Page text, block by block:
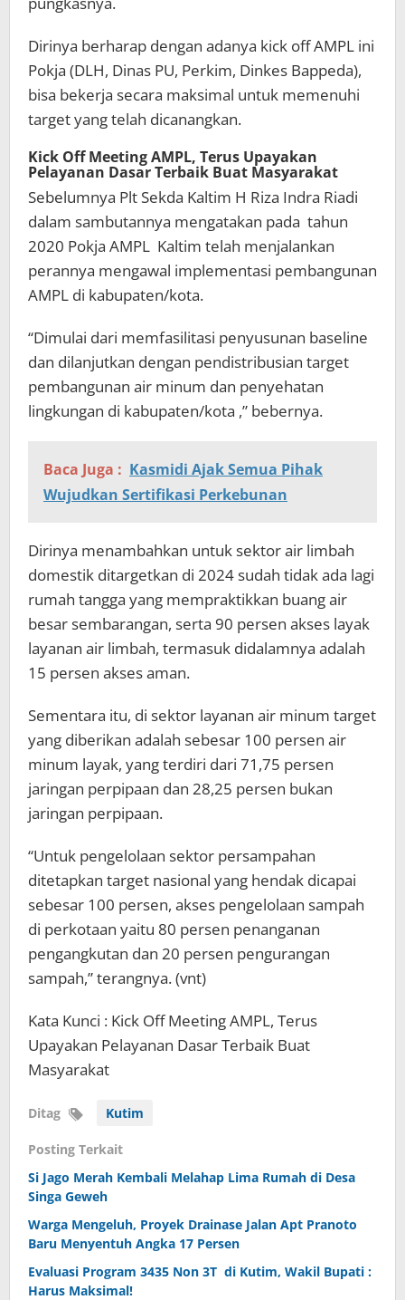
Dirinya berharap dengan adanya kick off AMPL ini
Pokja (DLH, Dinas PU, Perkim, Dinkes Bappeda),
bisa bekerja secara maksimal untuk memenuhi
target yang telah dicanangkan.
Kick Off Meeting AMPL, Terus Upayakan
Pelayanan Dasar Terbaik Buat Masyarakat
Sebelumnya Plt Sekda Kaltim H Riza Indra Riadi
dalam sambutannya mengatakan pada tahun
2020 Pokja AMPL Kaltim telah menjalankan
perannya mengawal implementasi pembangunan
AMPL di kabupaten/kota.
“Dimulai dari memfasilitasi penyusunan baseline
dan dilanjutkan dengan pendistribusian target
pembangunan air minum dan penyehatan
lingkungan di kabupaten/kota ,” bebernya.
Baca Juga : Kasmidi Ajak Semua Pihak
Wujudkan Sertifikasi Perkebunan
Dirinya menambahkan untuk sektor air limbah
domestik ditargetkan di 2024 sudah tidak ada lagi
rumah tangga yang mempraktikkan buang air
besar sembarangan, serta 90 persen akses layak
layanan air limbah, termasuk didalamnya adalah
15 persen akses aman.
Sementara itu, di sektor layanan air minum target
yang diberikan adalah sebesar 100 persen air
minum layak, yang terdiri dari 71,75 persen
jaringan perpipaan dan 28,25 persen bukan
jaringan perpipaan.
“Untuk pengelolaan sektor persampahan
ditetapkan target nasional yang hendak dicapai
sebesar 100 persen, akses pengelolaan sampah
di perkotaan yaitu 80 persen penanganan
pengangkutan dan 20 persen pengurangan
sampah,” terangnya. (vnt)
Kata Kunci : Kick Off Meeting AMPL, Terus
Upayakan Pelayanan Dasar Terbaik Buat
Masyarakat
Ditag Kutim
Posting Terkait
Si Jago Merah Kembali Melahap Lima Rumah di Desa
Singa Geweh
Warga Mengeluh, Proyek Drainase Jalan Apt Pranoto
Baru Menyentuh Angka 17 Persen
Evaluasi Program 3435 Non 3T di Kutim, Wakil Bupati :
Harus Maksimal!